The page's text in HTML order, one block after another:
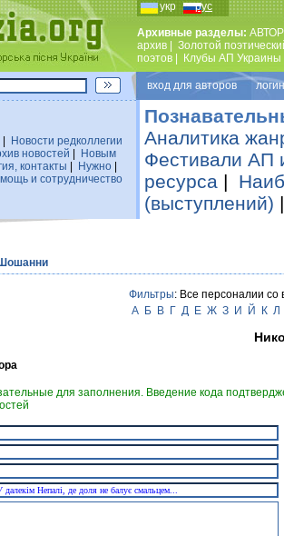
укр рус
Архивные разделы:
архив
Золотой
поэтов
Клубы АП Украины
вход для авторов
Новости редколлегии
новостей
Новым
контакты Нужно|
и сотрудничество
Аналитика
Фестивали АП
ресурса |
(выступлений)
Фильтры: Все персоналии со
А
Б В Г Д Е Ж З И Й К Л
для заполнения. Введение кода